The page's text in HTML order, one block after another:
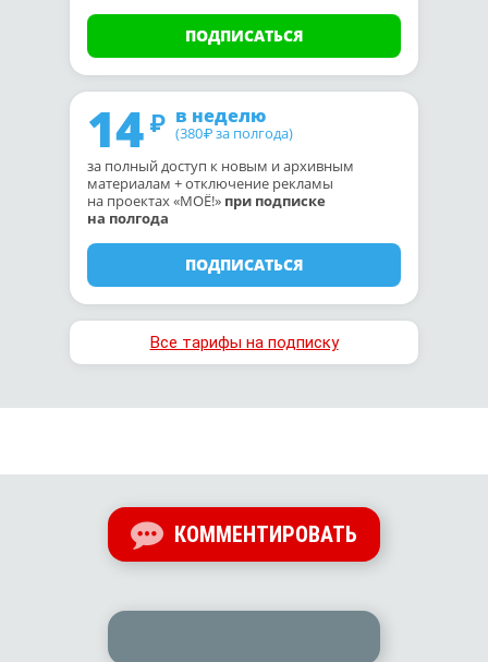
ПОДПИСАТЬСЯ
14 в неделю
(380₽ за полгода)
за полный доступ к новым и архивным
материалам + отключение рекламы
на проектах «МОЁ!» при подписке
на полгода
ПОДПИСАТЬСЯ
Все тарифы на подписку
КОММЕНТИРОВАТЬ